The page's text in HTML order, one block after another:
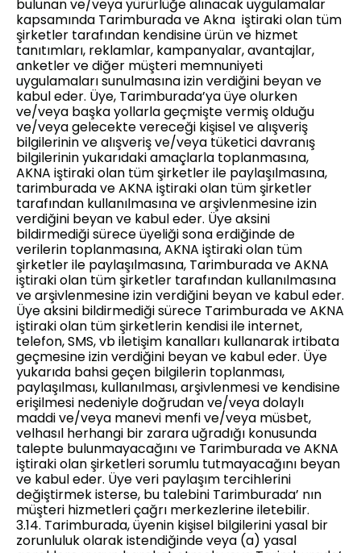
bulunan ve/veya yürürlüğe alınacak uygulamalar
kapsamında Tarimburada ve Akna iştiraki olan tüm
şirketler tarafından kendisine ürün ve hizmet
tanıtımları, reklamlar, kampanyalar, avantajlar,
anketler ve diğer müşteri memnuniyeti
uygulamaları sunulmasına izin verdiğini beyan ve
kabul eder. Üye, Tarimburada’ya üye olurken
ve/veya başka yollarla geçmişte vermiş olduğu
ve/veya gelecekte vereceği kişisel ve alışveriş
bilgilerinin ve alışveriş ve/veya tüketici davranış
bilgilerinin yukarıdaki amaçlarla toplanmasına,
AKNA iştiraki olan tüm şirketler ile paylaşılmasına,
tarimburada ve AKNA iştiraki olan tüm şirketler
tarafından kullanılmasına ve arşivlenmesine izin
verdiğini beyan ve kabul eder. Üye aksini
bildirmediği sürece üyeliği sona erdiğinde de
verilerin toplanmasına, AKNA iştiraki olan tüm
şirketler ile paylaşılmasına, Tarimburada ve AKNA
iştiraki olan tüm şirketler tarafından kullanılmasına
ve arşivlenmesine izin verdiğini beyan ve kabul eder.
Üye aksini bildirmediği sürece Tarimburada ve AKNA
iştiraki olan tüm şirketlerin kendisi ile internet,
telefon, SMS, vb iletişim kanalları kullanarak irtibata
geçmesine izin verdiğini beyan ve kabul eder. Üye
yukarıda bahsi geçen bilgilerin toplanması,
paylaşılması, kullanılması, arşivlenmesi ve kendisine
erişilmesi nedeniyle doğrudan ve/veya dolaylı
maddi ve/veya manevi menfi ve/veya müsbet,
velhasıl herhangi bir zarara uğradığı konusunda
talepte bulunmayacağını ve Tarimburada ve AKNA
iştiraki olan şirketleri sorumlu tutmayacağını beyan
ve kabul eder. Üye veri paylaşım tercihlerini
değiştirmek isterse, bu talebini Tarimburada’ nın
müşteri hizmetleri çağrı merkezlerine iletebilir.
3.14. Tarimburada, üyenin kişisel bilgilerini yasal bir
zorunluluk olarak istendiğinde veya (a) yasal